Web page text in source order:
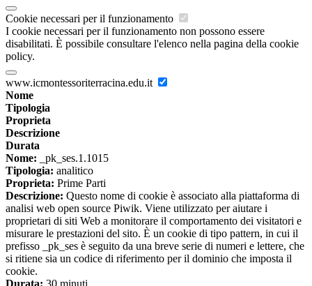
Cookie necessari per il funzionamento
I cookie necessari per il funzionamento non possono essere
disabilitati. È possibile consultare l'elenco nella pagina della cookie
policy.
www.icmontessoriterracina.edu.it
Nome
Tipologia
Proprieta
Descrizione
Durata
Nome: _pk_ses.1.1015
Tipologia: analitico
Proprieta: Prime Parti
Descrizione: Questo nome di cookie è associato alla piattaforma di
analisi web open source Piwik. Viene utilizzato per aiutare i
proprietari di siti Web a monitorare il comportamento dei visitatori e
misurare le prestazioni del sito. È un cookie di tipo pattern, in cui il
prefisso _pk_ses è seguito da una breve serie di numeri e lettere, che
si ritiene sia un codice di riferimento per il dominio che imposta il
cookie.